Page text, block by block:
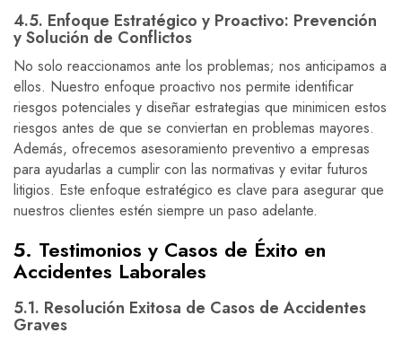
4.5. Enfoque Estratégico y Proactivo: Prevención
y Solución de Conflictos
No solo reaccionamos ante los problemas; nos anticipamos a
ellos. Nuestro enfoque proactivo nos permite identificar
riesgos potenciales y diseñar estrategias que minimicen estos
riesgos antes de que se conviertan en problemas mayores.
Además, ofrecemos asesoramiento preventivo a empresas
para ayudarlas a cumplir con las normativas y evitar futuros
litigios. Este enfoque estratégico es clave para asegurar que
nuestros clientes estén siempre un paso adelante.
5. Testimonios y Casos de Éxito en
Accidentes Laborales
5.1. Resolución Exitosa de Casos de Accidentes
Graves